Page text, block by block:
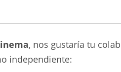
, nos gustaría tu
independiente: